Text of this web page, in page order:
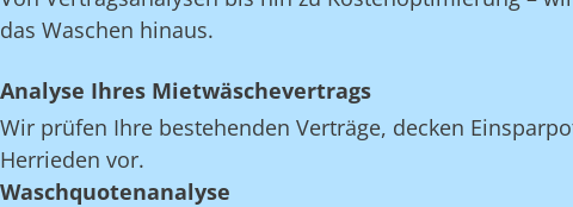
das Waschen hinaus.
Analyse Ihres Mietwäschevertrags
Wir prüfen Ihre bestehenden Verträge, decken
Herrieden vor.
Waschquotenanalyse